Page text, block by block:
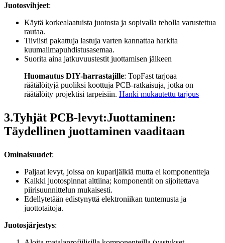
Juotosvihjeet:
Käytä korkealaatuista juotosta ja sopivalla teholla varustettua
rautaa.
Tiiviisti pakattuja lastuja varten kannattaa harkita
kuumailmapuhdistusasemaa.
Suorita aina jatkuvuustestit juottamisen jälkeen
Huomautus DIY-harrastajille: TopFast tarjoaa
räätälöityjä puoliksi koottuja PCB-ratkaisuja, jotka on
räätälöity projektisi tarpeisiin. Hanki mukautettu tarjous
3.Tyhjät PCB-levyt:Juottaminen:
Täydellinen juottaminen vaaditaan
Ominaisuudet:
Paljaat levyt, joissa on kuparijälkiä mutta ei komponentteja
Kaikki juotospinnat alttiina; komponentit on sijoitettava
piirisuunnittelun mukaisesti.
Edellytetään edistynyttä elektroniikan tuntemusta ja
juottotaitoja.
Juotosjärjestys: